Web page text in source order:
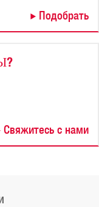
Подобрать
Свяжитесь с нами